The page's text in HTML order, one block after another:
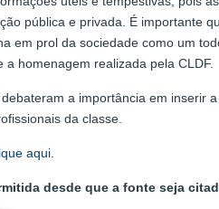
pública e privada. É importante
em prol da sociedade como um
homenagem realizada pela CLDF.
a importância em
da classe.
aqui.
desde que a fonte seja